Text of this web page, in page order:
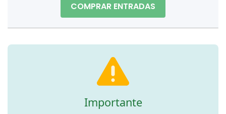
COMPRAR ENTRADAS
Importante